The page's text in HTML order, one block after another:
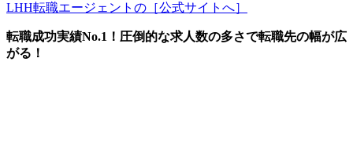
LHH転職エージェントの［公式サイトへ］
転職成功実績No.1！圧倒的な求人数の多さで転職先の幅が広
がる！